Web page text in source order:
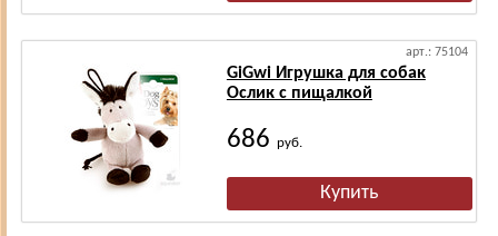
арт.: 75104
GiGwi Игрушка для собак
Ослик с пищалкой
686 руб.